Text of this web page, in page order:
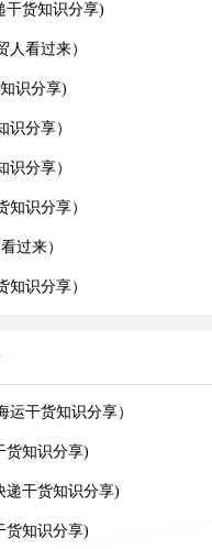
干货知识分享)
看过来）
识分享)
分享）
分享）
识分享）
过来）
识分享）
干货知识分享）
货知识分享)
递干货知识分享)
货知识分享)